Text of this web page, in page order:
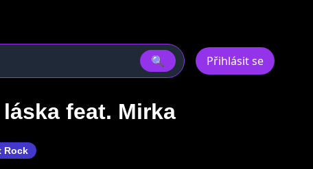
🔍 Přihlásit se
feat. Mirka
Rock